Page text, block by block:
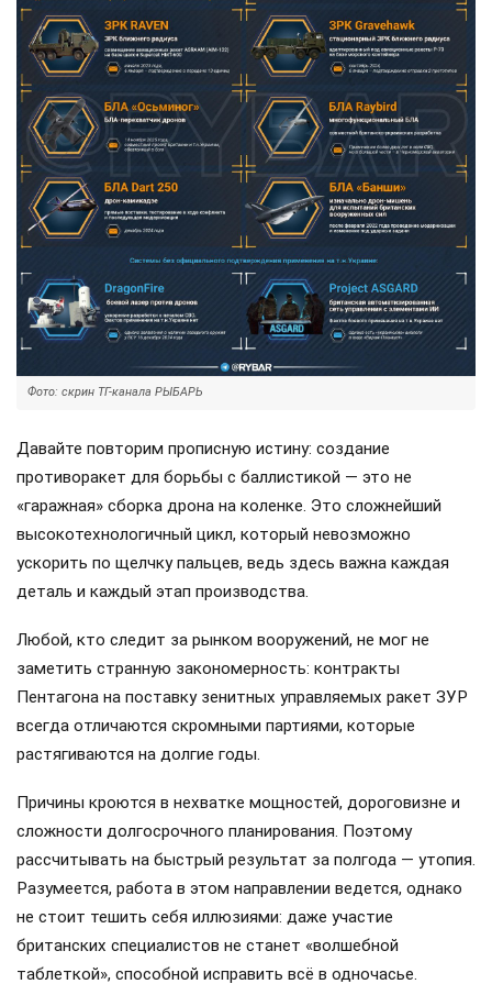
Фото: скрин ТГ-канала РЫБАРЬ
Давайте повторим прописную истину: создание
противоракет для борьбы с баллистикой — это не
«гаражная» сборка дрона на коленке. Это сложнейший
высокотехнологичный цикл, который невозможно
ускорить по щелчку пальцев, ведь здесь важна каждая
деталь и каждый этап производства.
Любой, кто следит за рынком вооружений, не мог не
заметить странную закономерность: контракты
Пентагона на поставку зенитных управляемых ракет ЗУР
всегда отличаются скромными партиями, которые
растягиваются на долгие годы.
Причины кроются в нехватке мощностей, дороговизне и
сложности долгосрочного планирования. Поэтому
рассчитывать на быстрый результат за полгода — утопия.
Разумеется, работа в этом направлении ведется, однако
не стоит тешить себя иллюзиями: даже участие
британских специалистов не станет «волшебной
таблеткой», способной исправить всё в одночасье.